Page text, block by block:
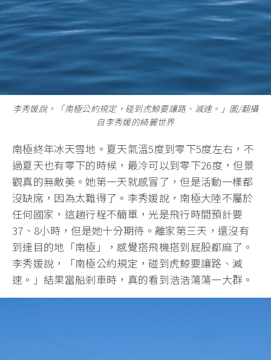
李秀媛說，「南極公約規定，碰到虎鯨要讓路、減速。」圖/翻攝
自李秀媛的綺麗世界
南極終年冰天雪地。夏天氣溫5度到零下5度左右，不
過夏天也有零下的時候，最冷可以到零下26度，但景
觀真的無敵美。她第一天就感冒了，但是活動一樣都
沒缺席，因為太難得了。李秀媛說，南極大陸不屬於
任何國家，這趟行程不簡單，光是飛行時間預計要
37、8小時，但是她十分期待。離家第三天，還沒有
到達目的地「南極」，感覺搭飛機搭到屁股都麻了。
李秀媛說，「南極公約規定，碰到虎鯨要讓路、減
速。」結果當船剎車時，真的看到浩浩蕩蕩一大群。